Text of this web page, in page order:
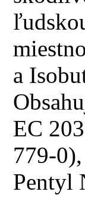
a
EC
779-
Pentyl